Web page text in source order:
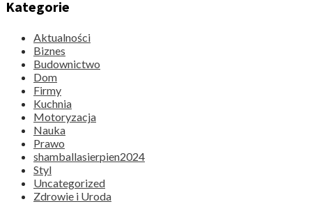
Kategorie
Aktualności
Biznes
Budownictwo
Dom
Firmy
Kuchnia
Motoryzacja
Nauka
Prawo
shamballasierpien2024
Styl
Uncategorized
Zdrowie i Uroda